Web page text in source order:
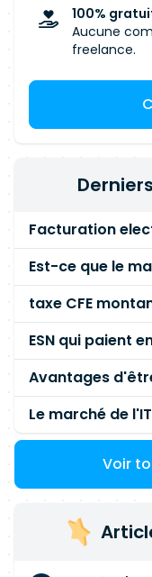
100%
Aucune
freelance.
Facturation
taxe CFE
Avantages
Voir